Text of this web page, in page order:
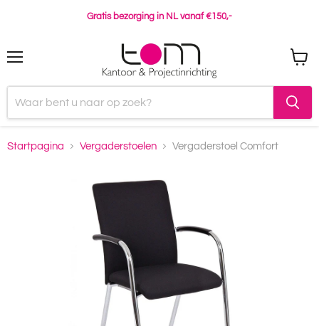
Gratis bezorging in NL vanaf €150,-
Startpagina Vergaderstoelen Vergaderstoel Comfort